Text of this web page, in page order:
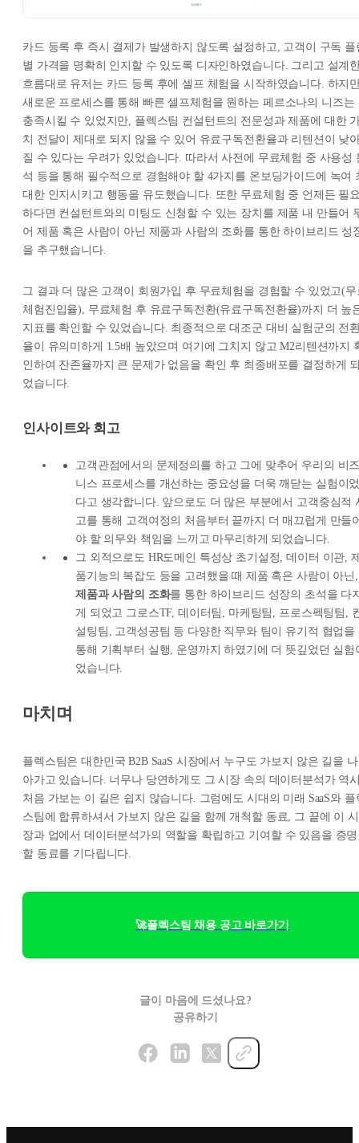
카드 등록 후 즉시 결제가 발생하지 않도록 설정하고, 고객이 구독 플
별 가격을 명확히 인지할 수 있도록 디자인하였습니다. 그리고 설계
흐름대로 유저는 카드 등록 후에 셀프 체험을 시작하였습니다. 하지
새로운 프로세스를 통해 빠른 셀프체험을 원하는 페르소나의 니즈는
충족시킬 수 있었지만, 플렉스팀 컨설턴트의 전문성과 제품에 대한
치 전달이 제대로 되지 않을 수 있어 유료구독전환율과 리텐션이 낮
질 수 있다는 우려가 있었습니다. 따라서 사전에 무료체험 중 사용성
석 등을 통해 필수적으로 경험해야 할 4가지를 온보딩가이드에 녹여
대한 인지시키고 행동을 유도했습니다. 또한 무료체험 중 언제든 필
하다면 컨설턴트와의 미팅도 신청할 수 있는 장치를 제품 내 만들어
어 제품 혹은 사람이 아닌 제품과 사람의 조화를 통한 하이브리드 성
을 추구했습니다.
그 결과 더 많은 고객이 회원가입 후 무료체험을 경험할 수 있었고(무
체험진입율), 무료체험 후 유료구독전환(유료구독전환율)까지 더 높
지표를 확인할 수 있었습니다. 최종적으로 대조군 대비 실험군의 전
율이 유의미하게 1.5배 높았으며 여기에 그치지 않고 M2리텐션까지
인하여 잔존율까지 큰 문제가 없음을 확인 후 최종배포를 결정하게
었습니다.
인사이트와 회고
고객관점에서의 문제정의를 하고 그에 맞추어 우리의 비
니스 프로세스를 개선하는 중요성을 더욱 깨닫는 실험이
다고 생각합니다. 앞으로도 더 많은 부분에서 고객중심적
고를 통해 고객여정의 처음부터 끝까지 더 매끄럽게 만들
야 할 의무와 책임을 느끼고 마무리하게 되었습니다.
그 외적으로도 HR도메인 특성상 초기설정, 데이터 이관,
품기능의 복잡도 등을 고려했을 때 제품 혹은 사람이 아닌,
제품과 사람의 조화를 통한 하이브리드 성장의 초석을 다
게 되었고 그로스TF, 데이터팀, 마케팅팀, 프로스펙팅팀,
설팅팀, 고객성공팀 등 다양한 직무와 팀이 유기적 협업을
통해 기획부터 실행, 운영까지 하였기에 더 뜻깊었던 실험
었습니다.
마치며
플렉스팀은 대한민국 B2B SaaS 시장에서 누구도 가보지 않은 길을 나
아가고 있습니다. 너무나 당연하게도 그 시장 속의 데이터분석가 역
처음 가보는 이 길은 쉽지 않습니다. 그럼에도 시대의 미래 SaaS와 플
스팀에 합류하셔서 가보지 않은 길을 함께 개척할 동료, 그 끝에 이 시
장과 업에서 데이터분석가의 역할을 확립하고 기여할 수 있음을 증명
할 동료를 기다립니다.
🚀플렉스팀 채용 공고 바로가기
글이 마음에 드셨나요?
공유하기